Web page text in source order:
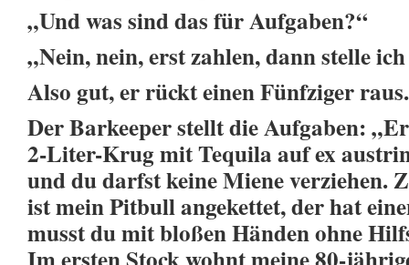
„Und was sind das für Aufgaben?“
„Nein, nein, erst zahlen, dann stelle
Also gut, er rückt einen Fünfziger raus.
Der Barkeeper stellt die Aufgaben:
2-Liter-Krug mit Tequila auf ex
und du darfst keine Miene verziehen.
ist mein Pitbull angekettet, der hat
musst du mit bloßen Händen ohne